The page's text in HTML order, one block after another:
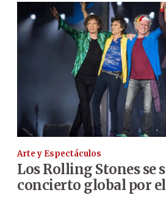
Arte y Espectáculos
Los Rolling Stones se
concierto global por